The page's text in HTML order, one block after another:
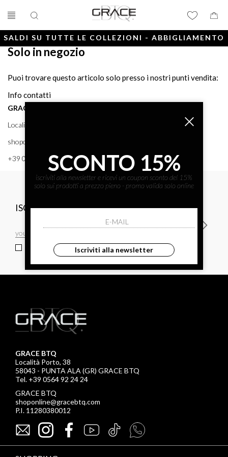
SALDI SU TUTTE LE COLLEZIONI - ABBIGLIAMENTO
Solo in negozio
Puoi trovare questo articolo solo presso i nostri punti vendita:
Info contatti
GRACE BTQ
Località Porto, 38 58043 - PUNTA ALA (GR) GRACE BTQ
shoponline@gracebtq.com
+39 0564 92 24 24
ISCRIVITI ALLA NEWSLETTER
ho letto ed accettato le condizioni sulla privacy.
GRACE BTQ
Località Porto, 38
58043 - PUNTA ALA (GR) GRACE BTQ
Tel. +39 0564 92 24 24
GRACE BTQ
shoponline@gracebtq.com
P.I. 11280380012
SCONTO 15%
iscriviti alla newsletter e ricevi un coupon sconto del 15%
solo sui prodotti a prezzo pieno - promo valida solo online
Iscriviti alla newsletter